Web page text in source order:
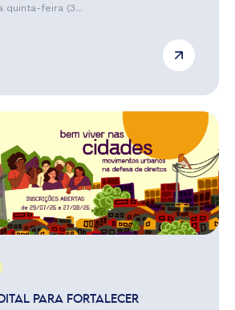
quinta-feira (3...
PARA FORTALECER